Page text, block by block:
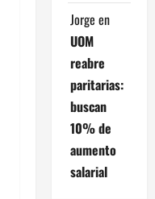
Jorge en
UOM
reabre
paritarias:
buscan
10% de
aumento
salarial